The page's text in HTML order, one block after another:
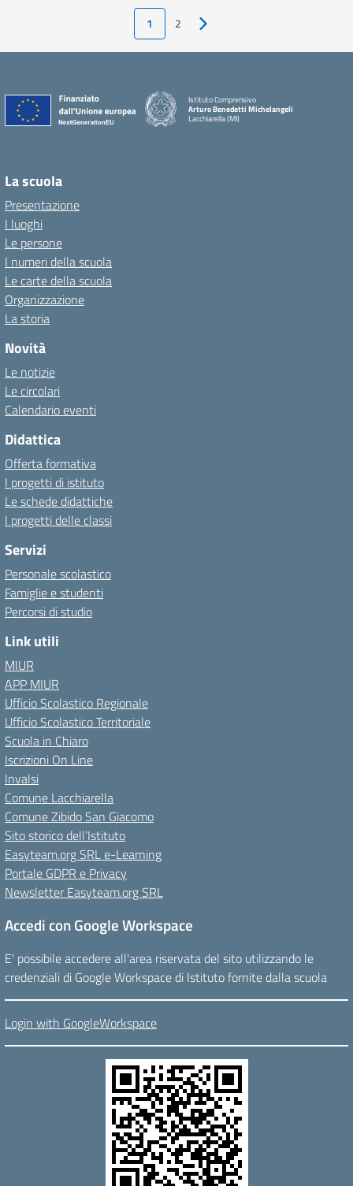
1 2 Pagina successiva
Istituto Comprensivo
Arturo Benedetti Michelangeli
Lacchiarella (MI)
La scuola
Presentazione
I luoghi
Le persone
I numeri della scuola
Le carte della scuola
Organizzazione
La storia
Novità
Le notizie
Le circolari
Calendario eventi
Didattica
Offerta formativa
I progetti di istituto
Le schede didattiche
I progetti delle classi
Servizi
Personale scolastico
Famiglie e studenti
Percorsi di studio
Link utili
MIUR
APP MIUR
Ufficio Scolastico Regionale
Ufficio Scolastico Territoriale
Scuola in Chiaro
Iscrizioni On Line
Invalsi
Comune Lacchiarella
Comune Zibido San Giacomo
Sito storico dell’Istituto
Easyteam.org SRL e-Learning
Portale GDPR e Privacy
Newsletter Easyteam.org SRL
Accedi con Google Workspace
E' possibile accedere all'area riservata del sito utilizzando le
credenziali di Google Workspace di Istituto fornite dalla scuola
Login with GoogleWorkspace